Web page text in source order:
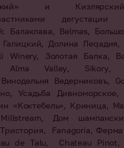
и
дегустации
Балаклава, Belmas,
Долина Леqадия,
Winery, Золотая Балка,
Alma Valley Sikory ,
Ведерниковъ,
Усадьба Дивноморское,
«Коктебель», Криница,
Millstream , Дом
, Тристория, Fanagoria ,
de Talu Chateau Pinot